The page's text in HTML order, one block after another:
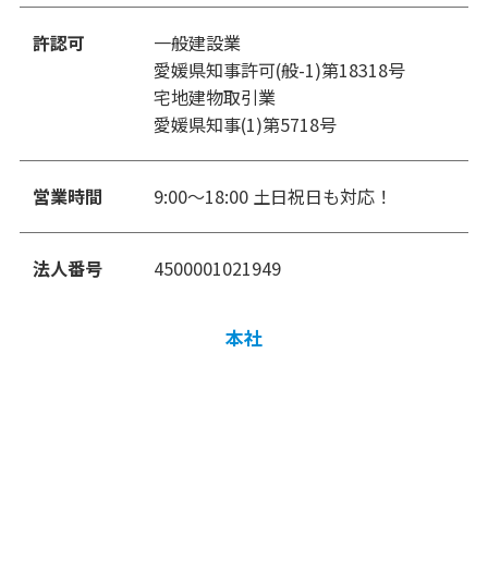
許認可
一般建設業
愛媛県知事許可(般-1)第18318号
宅地建物取引業
愛媛県知事(1)第5718号
営業時間 9:00〜18:00 土日祝日も対応！
法人番号 4500001021949
本社